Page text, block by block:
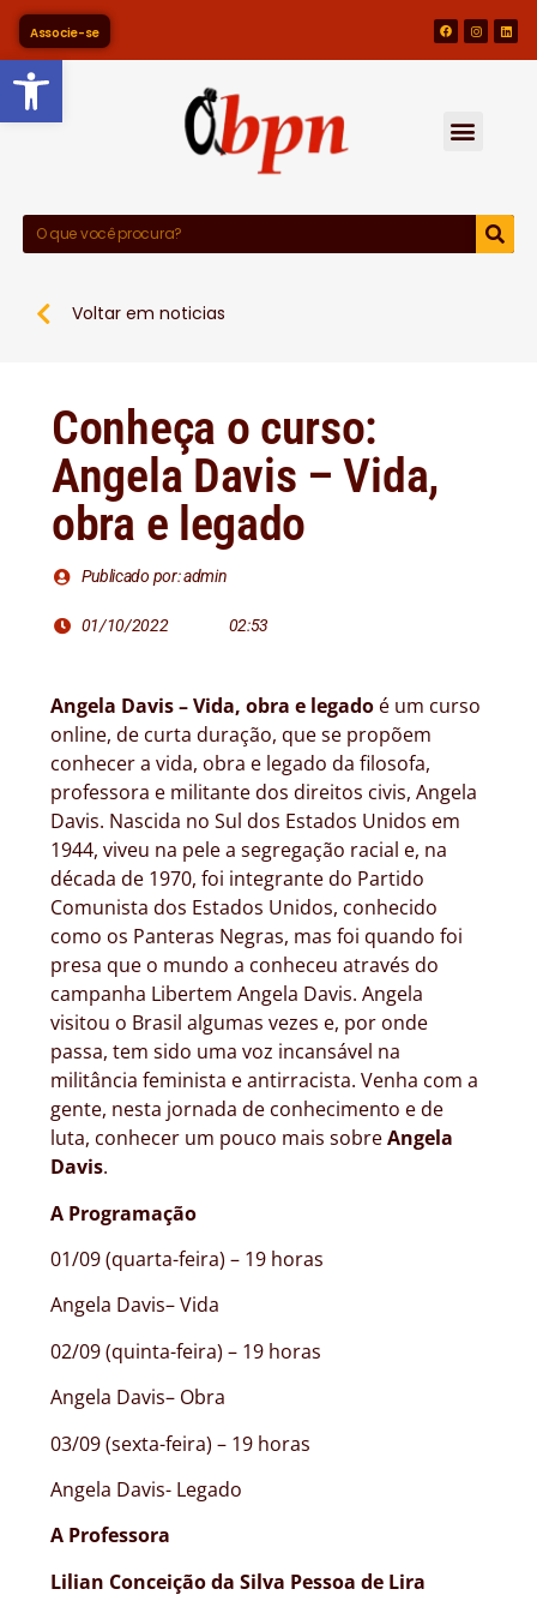
Barra de Ferramentas
Associe-se
Voltar em noticias
Conheça o curso:
Angela Davis – Vida,
obra e legado
Publicado por: admin
01/10/2022 02:53
Angela Davis – Vida, obra e legado é um curso
online, de curta duração, que se propõem
conhecer a vida, obra e legado da filosofa,
professora e militante dos direitos civis, Angela
Davis. Nascida no Sul dos Estados Unidos em
1944, viveu na pele a segregação racial e, na
década de 1970, foi integrante do Partido
Comunista dos Estados Unidos, conhecido
como os Panteras Negras, mas foi quando foi
presa que o mundo a conheceu através do
campanha Libertem Angela Davis. Angela
visitou o Brasil algumas vezes e, por onde
passa, tem sido uma voz incansável na
militância feminista e antirracista. Venha com a
gente, nesta jornada de conhecimento e de
luta, conhecer um pouco mais sobreAngela
Davis.
A Programação
01/09 (quarta-feira) – 19 horas
Angela Davis– Vida
02/09 (quinta-feira) – 19 horas
Angela Davis– Obra
03/09 (sexta-feira) – 19 horas
Angela Davis- Legado
A Professora
Lilian Conceição da Silva Pessoa de Lira